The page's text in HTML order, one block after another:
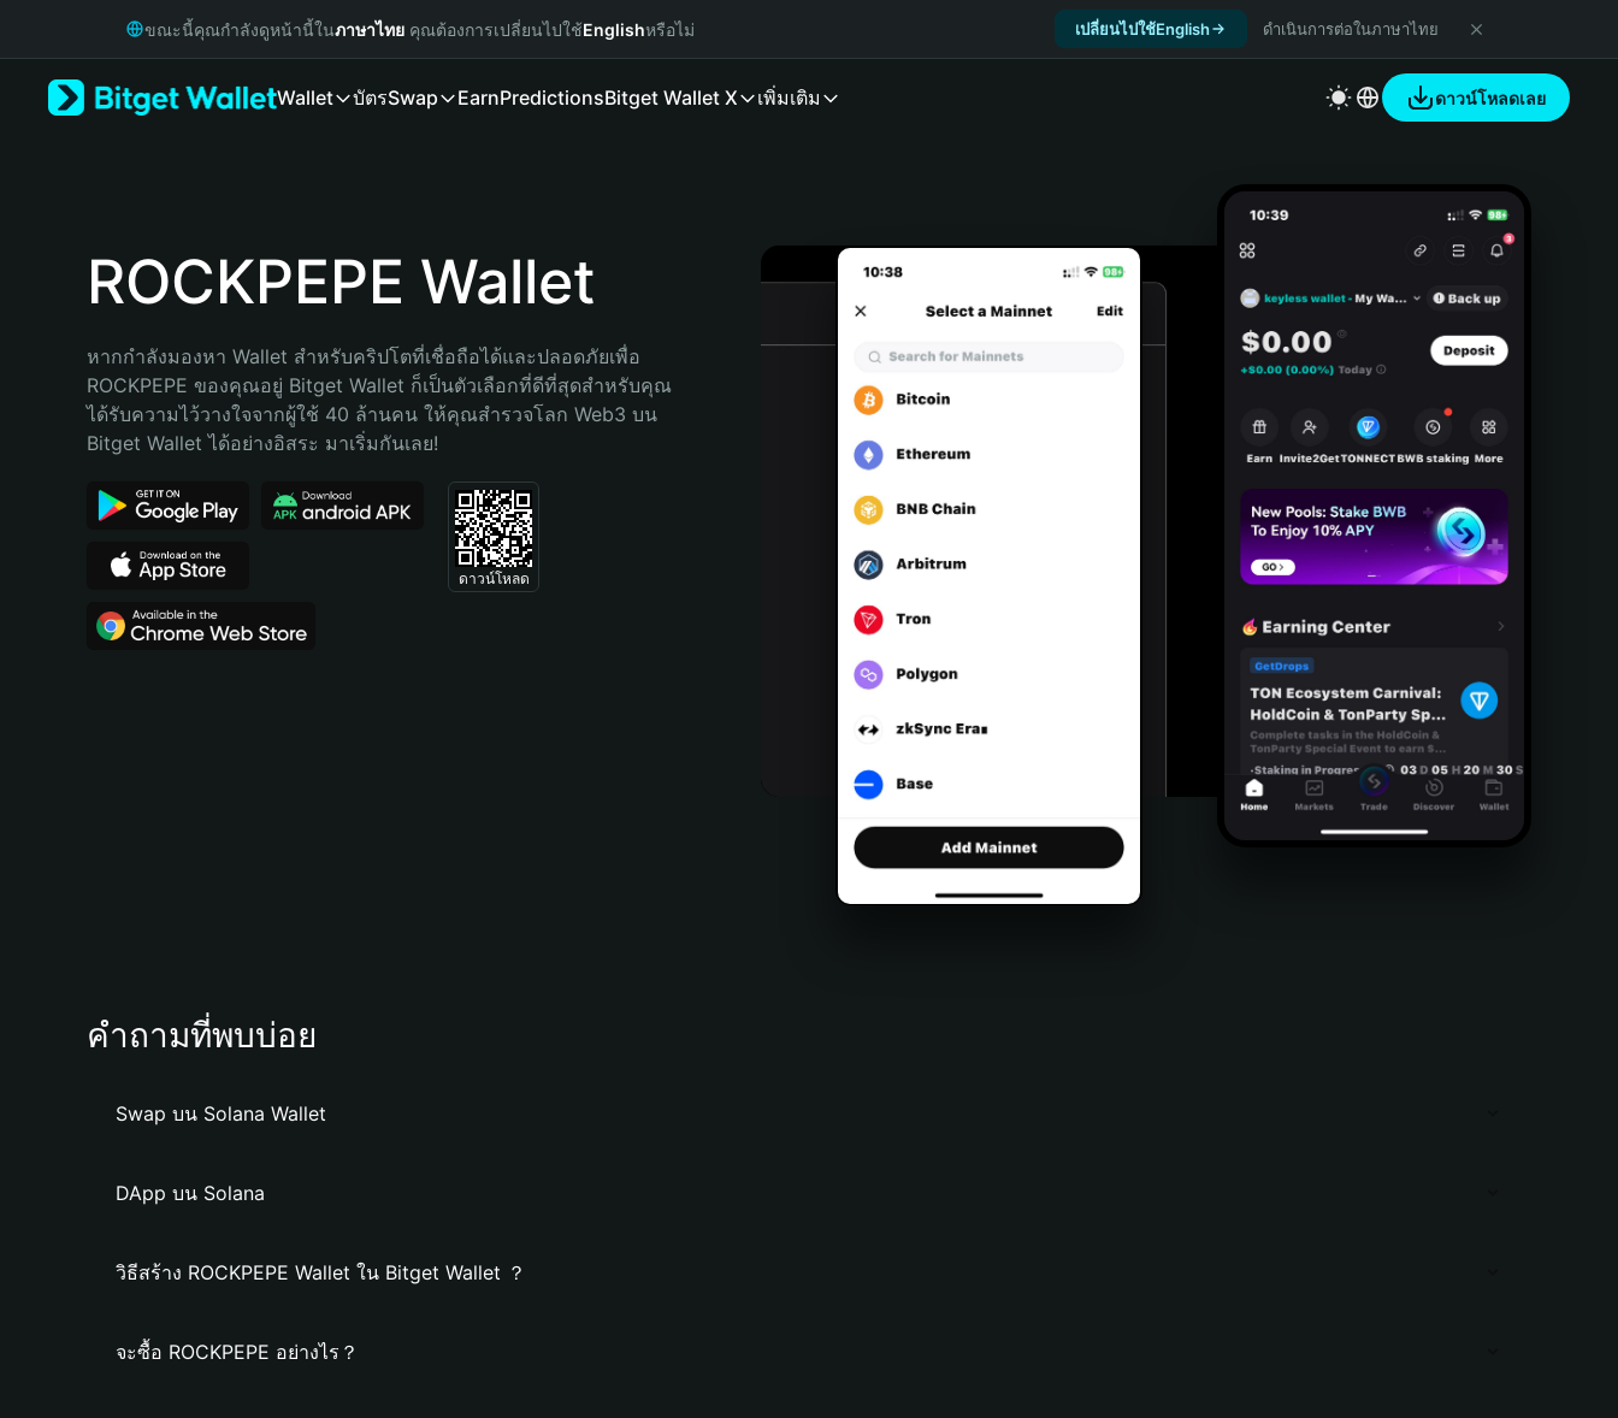
Русский
Bahasa Indonesia
Português (Brasil)
ขณะนี้คุณกำลังดูหน้านี้ในภาษาไทย คุณต้องการเปลี่ยนไปใช้Englishหรือไม่ เปลี่ยนไปใช้English ดำเนินการต่อในภาษาไทย
Wallet บัตรSwap EarnPredictionsBitget Wallet X เพิ่มเติม ดาวน์โหลดเลย
ROCKPEPE Wallet
หากกำลังมองหา Wallet สำหรับคริปโตที่เชื่อถือได้และปลอดภัยเพื่อ
ROCKPEPE ของคุณอยู่ Bitget Wallet ก็เป็นตัวเลือกที่ดีที่สุดสำหรับคุณ
ได้รับความไว้วางใจจากผู้ใช้ 40 ล้านคน ให้คุณสำรวจโลก Web3 บน
Bitget Wallet ได้อย่างอิสระ มาเริ่มกันเลย!
ดาวน์โหลด
คำถามที่พบบ่อย
Swap บน Solana Wallet
DApp บน Solana
วิธีสร้าง ROCKPEPE Wallet ใน Bitget Wallet ？
จะซื้อ ROCKPEPE อย่างไร？